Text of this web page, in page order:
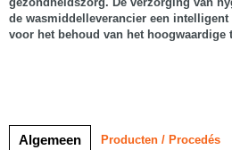
de wasmiddelleverancier een
voor het behoud van het hoogwaardige
Algemeen Producten / Procedés